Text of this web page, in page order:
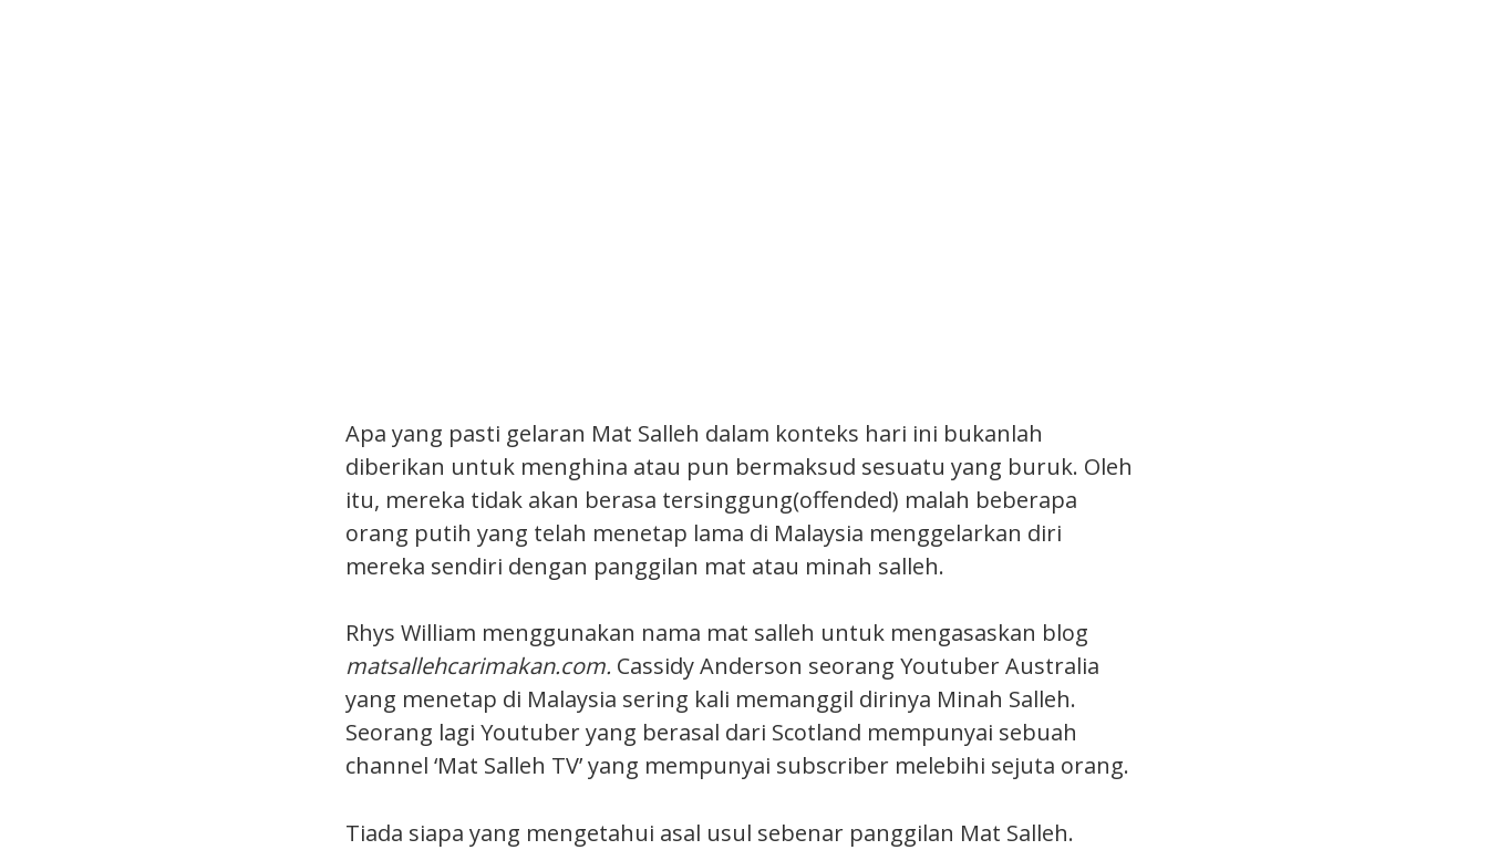
Apa yang pasti gelaran Mat Salleh dalam konteks hari ini bukanlah
diberikan untuk menghina atau pun bermaksud sesuatu yang buruk. Oleh
itu, mereka tidak akan berasa tersinggung(offended) malah beberapa
orang putih yang telah menetap lama di Malaysia menggelarkan diri
mereka sendiri dengan panggilan mat atau minah salleh.
Rhys William menggunakan nama mat salleh untuk mengasaskan blog
matsallehcarimakan.com. Cassidy Anderson seorang Youtuber Australia
yang menetap di Malaysia sering kali memanggil dirinya Minah Salleh.
Seorang lagi Youtuber yang berasal dari Scotland mempunyai sebuah
channel ‘Mat Salleh TV’ yang mempunyai subscriber melebihi sejuta orang.
Tiada siapa yang mengetahui asal usul sebenar panggilan Mat Salleh.